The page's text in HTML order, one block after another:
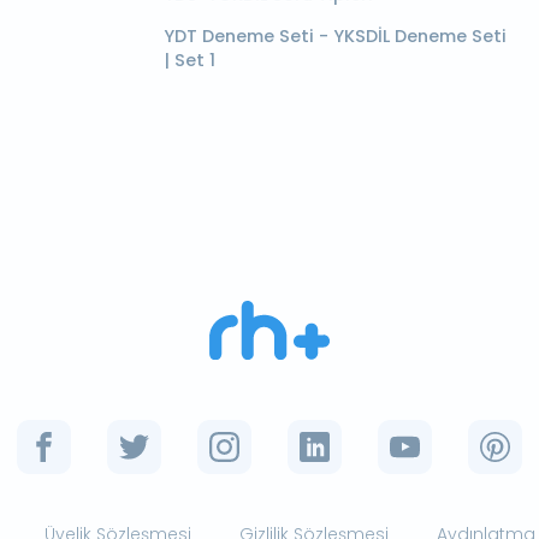
YDT Deneme Seti - YKSDİL Deneme Seti
| Set 1
Üyelik Sözleşmesi Gizlilik Sözleşmesi